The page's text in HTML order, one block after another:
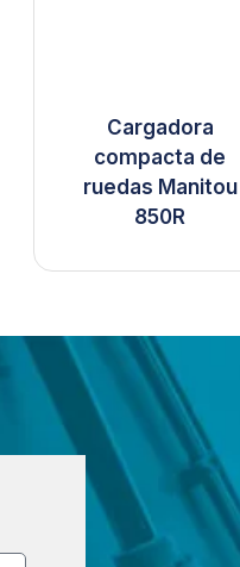
Cargadora
compacta de
ruedas Manitou
850R